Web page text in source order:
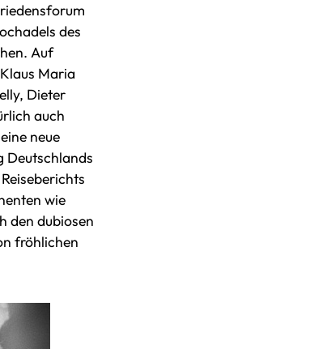
des
Auf
Maria
Dieter
auch
neue
Deutschlands
wie
den dubiosen
fröhlichen